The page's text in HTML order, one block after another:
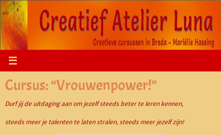
naar
de
inhoud
Cursus: “Vrouwenpower!”
Durf jij de uitdaging aan om jezelf steeds beter te leren kennen,
steeds meer je talenten te laten stralen, steeds meer jezelf zijn!